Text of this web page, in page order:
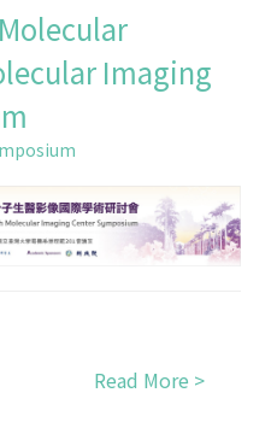
Imaging
Read More >